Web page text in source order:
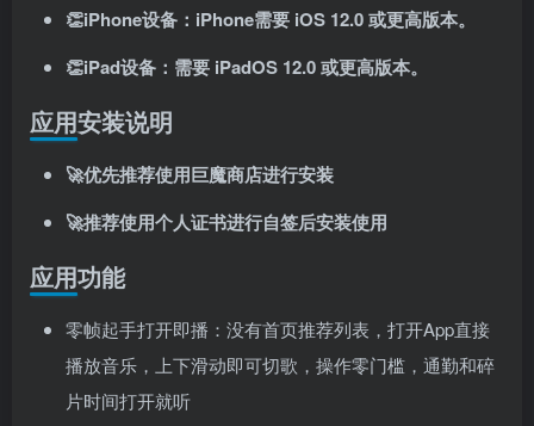
👏iPhone设备：iPhone需要 iOS 12.0 或更高版本。
👏iPad设备：需要 iPadOS 12.0 或更高版本。
应用安装说明
🚀优先推荐使用巨魔商店进行安装
🚀推荐使用个人证书进行自签后安装使用
应用功能
零帧起手打开即播：没有首页推荐列表，打开App直接
播放音乐，上下滑动即可切歌，操作零门槛，通勤和碎
片时间打开就听